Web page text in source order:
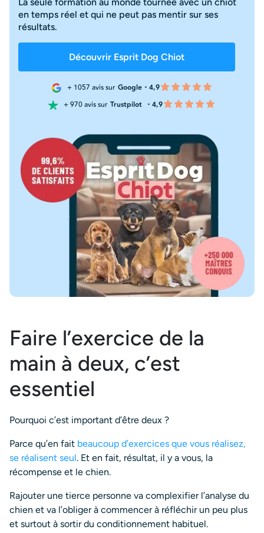
La seule formation au monde tournée avec un chiot
en temps réel et qui ne peut pas mentir sur ses
résultats.
Découvrir Esprit Dog Chiot
+ 1057 avis sur Google・4,9
+ 970 avis sur Trustpilot ・4,9
Faire l’exercice de la
main à deux, c’est
essentiel
Pourquoi c’est important d’être deux ?
Parce qu’en fait beaucoup d’exercices que vous réalisez,
se réalisent seul. Et en fait, résultat, il y a vous, la
récompense et le chien.
Rajouter une tierce personne va complexifier l’analyse du
chien et va l’obliger à commencer à réfléchir un peu plus
et surtout à sortir du conditionnement habituel.